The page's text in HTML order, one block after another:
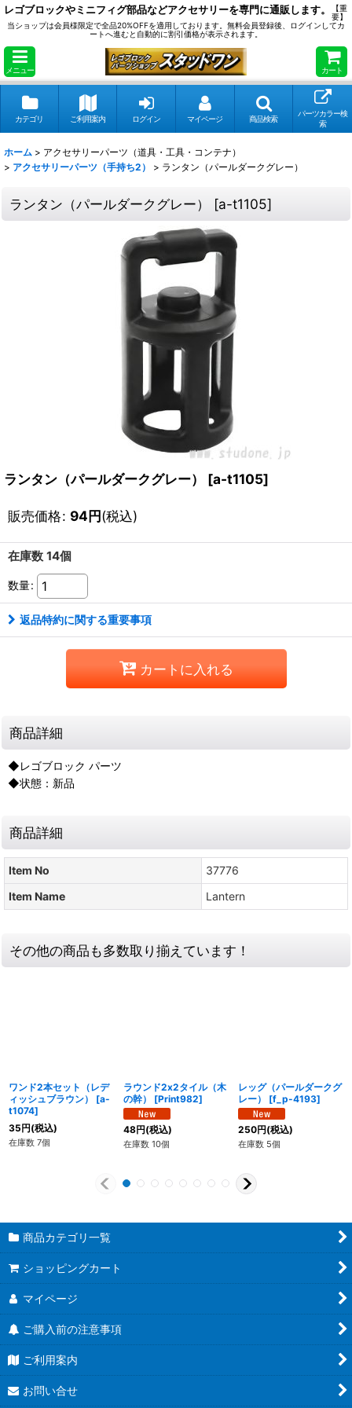
レゴブロックやミニフィグ部品などアクセサリーを専門に通販します。
【重
要】
当ショップは会員様限定で全品20%OFFを適用しております。無料会員登録後、ログインしてカ
ートへ進むと自動的に割引価格が表示されます。
メニュー カート
カテゴリ ご利用案内 ログイン マイページ 商品検索
パーツカラー検
索
ホーム > アクセサリーパーツ（道具・工具・コンテナ）
> アクセサリーパーツ（手持ち2） > ランタン（パールダークグレー）
ランタン（パールダークグレー） [a-t1105]
ランタン（パールダークグレー） [a-t1105]
販売価格: 94円(税込)
在庫数 14個
数量:
返品特約に関する重要事項
カートに入れる
商品詳細
◆レゴブロック パーツ
◆状態：新品
商品詳細
Item No
37776
Item Name
Lantern
その他の商品も多数取り揃えています！
ワンド2本セット（レデ
ィッシュブラウン）
[a-
t1074]
35円(税込)
在庫数 7個
ラウンド2x2タイル（木
の幹）
[Print982]
48円(税込)
在庫数 10個
レッグ（パールダークグ
レー）
[f_p-4193]
250円(税込)
在庫数 5個
商品カテゴリ一覧
ショッピングカート
マイページ
ご購入前の注意事項
ご利用案内
お問い合せ